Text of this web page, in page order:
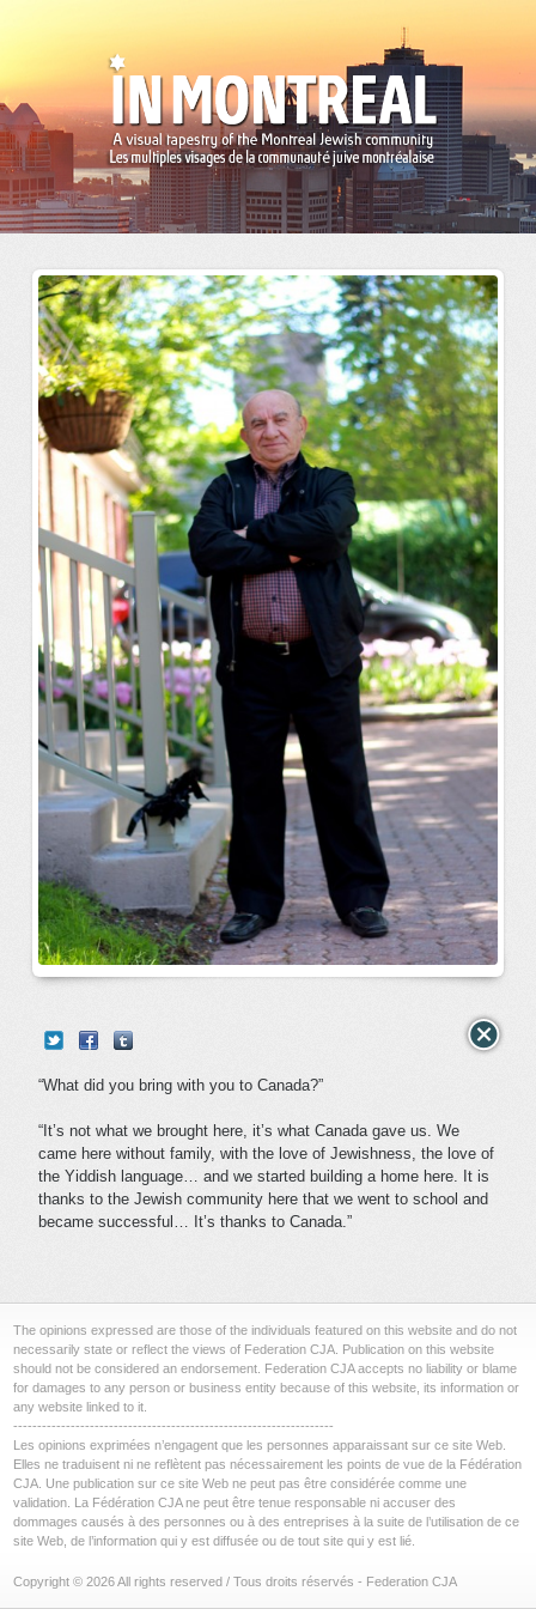
“What did you bring with you to Canada?”
“It’s not what we brought here, it’s what Canada gave us. We
came here without family, with the love of Jewishness, the love of
the Yiddish language… and we started building a home here. It is
thanks to the Jewish community here that we went to school and
became successful… It’s thanks to Canada.”
The opinions expressed are those of the individuals featured on this website and do not
necessarily state or reflect the views of Federation CJA. Publication on this website
should not be considered an endorsement. Federation CJA accepts no liability or blame
for damages to any person or business entity because of this website, its information or
any website linked to it.
-------------------------------------------------------------------
Les opinions exprimées n’engagent que les personnes apparaissant sur ce site Web.
Elles ne traduisent ni ne reflètent pas nécessairement les points de vue de la Fédération
CJA. Une publication sur ce site Web ne peut pas être considérée comme une
validation. La Fédération CJA ne peut être tenue responsable ni accuser des
dommages causés à des personnes ou à des entreprises à la suite de l’utilisation de ce
site Web, de l’information qui y est diffusée ou de tout site qui y est lié.
Copyright © 2026 All rights reserved / Tous droits réservés - Federation CJA